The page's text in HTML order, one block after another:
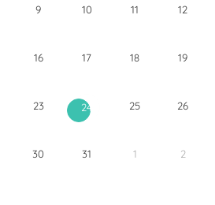
9 10 11 12
16 17 18 19
23 24 25 26
30 31 1 2